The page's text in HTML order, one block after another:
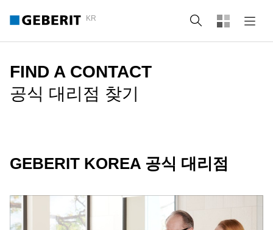
KR Search
FIND A CONTACT
공식 대리점 찾기
GEBERIT KOREA 공식 대리점